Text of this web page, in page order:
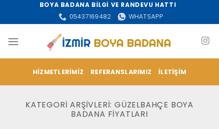
BOYA BADANA BİLGİ VE RANDEVU HATTI
05437169482
WHATSAPP
HIZMETLERIMIZ REFERANSLARIMIZ İLETIŞIM
KATEGORI ARŞIVLERI: GÜZELBAHÇE BOYA
BADANA FIYATLARI